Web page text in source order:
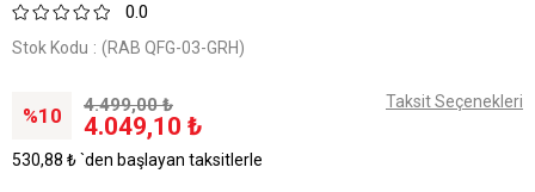
0.0
Stok Kodu (RAB QFG-03-GRH)
10 4.499,00 ₺
4.049,10 ₺
Taksit Seçenekleri
530,88 ₺`den başlayan taksitlerle